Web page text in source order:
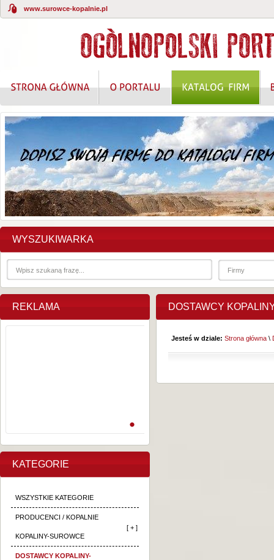
www.surowce-kopalnie.pl
WYSZUKIWARKA
REKLAMA
KATEGORIE
WSZYSTKIE KATEGORIE
PRODUCENCI / KOPALNIE
KOPALINY-SUROWCE
[ + ]
DOSTAWCY KOPALINY-
DOSTAWCY
Jesteś w dziale: Strona główna \